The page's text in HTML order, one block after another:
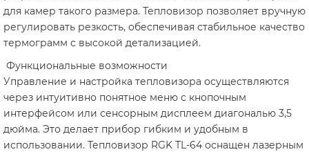
для камер такого размера. Тепловизор позволяет вручную
регулировать резкость, обеспечивая стабильное качество
термограмм с высокой детализацией.
Функциональные возможности
Управление и настройка тепловизора осуществляются
через интуитивно понятное меню с кнопочным
интерфейсом или сенсорным дисплеем диагональю 3,5
дюйма. Это делает прибор гибким и удобным в
использовании. Тепловизор RGK TL-64 оснащен лазерным